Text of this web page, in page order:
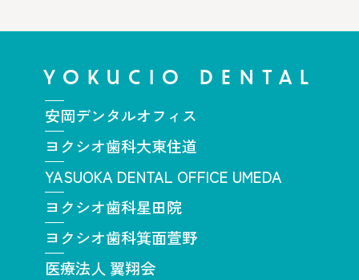
YOKUCIO DENTAL
安岡デンタルオフィス
ヨクシオ歯科大東住道
YASUOKA DENTAL OFFICE UMEDA
ヨクシオ歯科星田院
ヨクシオ歯科箕面萱野
医療法人 翼翔会